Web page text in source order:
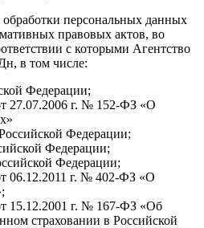
персональных данных
правовых актов, во
с которыми Агентство
в том числе:
Федерации;
27.07.2006 г. № 152-ФЗ «О
Федерации;
Федерации;
Федерации;
06.12.2011 г. № 402-ФЗ «О
15.12.2001 г. № 167-ФЗ «Об
страховании в Российской